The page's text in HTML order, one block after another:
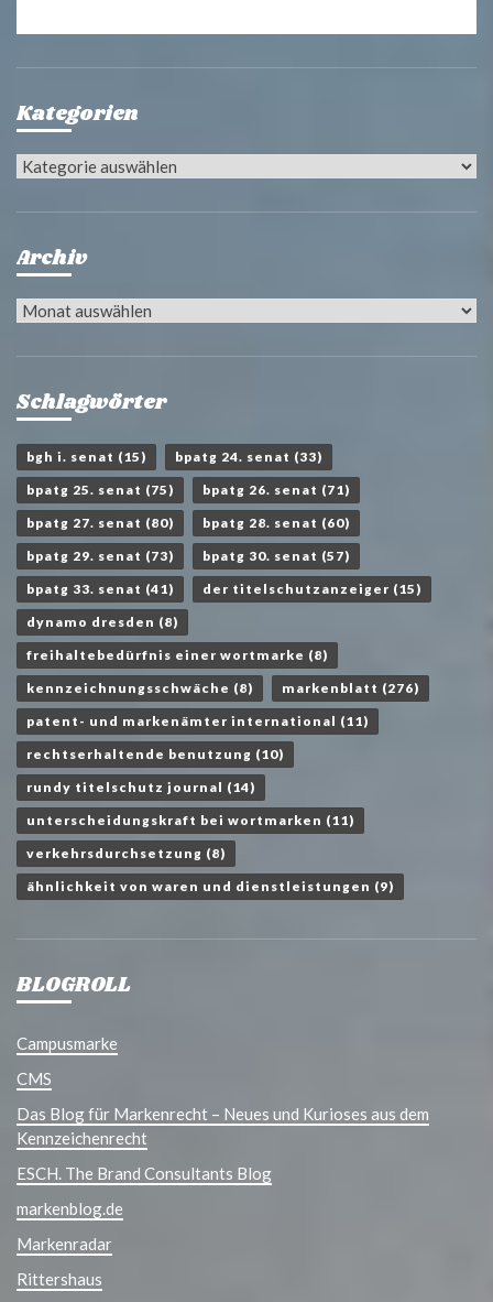
Kategorien
Kategorien
Archiv
Archiv
Schlagwörter
bgh i. senat (15) bpatg 24. senat (33)
bpatg 25. senat (75) bpatg 26. senat (71)
bpatg 27. senat (80) bpatg 28. senat (60)
bpatg 29. senat (73) bpatg 30. senat (57)
bpatg 33. senat (41) der titelschutzanzeiger (15)
dynamo dresden (8)
freihaltebedürfnis einer wortmarke (8)
kennzeichnungsschwäche (8) markenblatt (276)
patent- und markenämter international (11)
rechtserhaltende benutzung (10)
rundy titelschutz journal (14)
unterscheidungskraft bei wortmarken (11)
verkehrsdurchsetzung (8)
ähnlichkeit von waren und dienstleistungen (9)
BLOGROLL
Campusmarke
CMS
Das Blog für Markenrecht – Neues und Kurioses aus dem
Kennzeichenrecht
ESCH. The Brand Consultants Blog
markenblog.de
Markenradar
Rittershaus